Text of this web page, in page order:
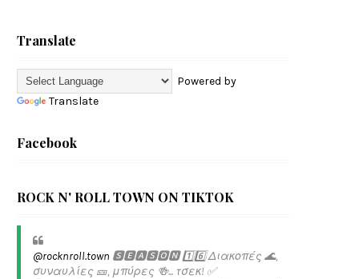
Translate
Powered by
Translate
Facebook
ROCK N' ROLL TOWN ON TIKTOK
@rocknroll.town 🆂🅴🅰🆂🅾🅽 1️⃣6️⃣ Διακοπές 🌊,
συναυλίες 🎫, μπύρες 🍻... τσεκ! ✅️